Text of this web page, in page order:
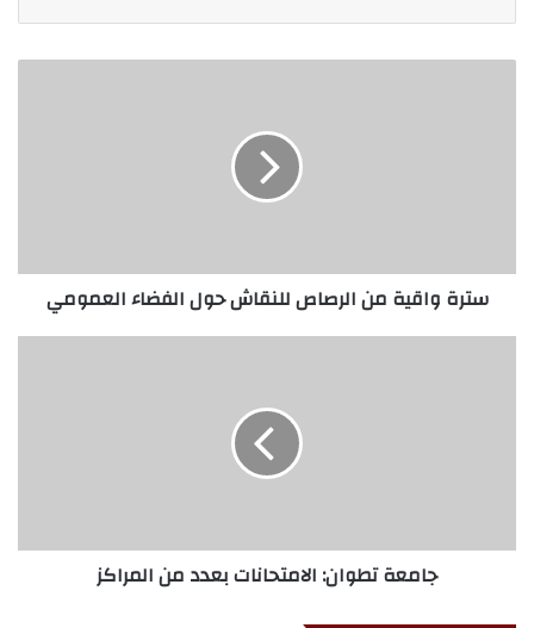
سترة واقية من الرصاص للنقاش حول الفضاء العمومي
جامعة تطوان: الامتحانات بعدد من المراكز